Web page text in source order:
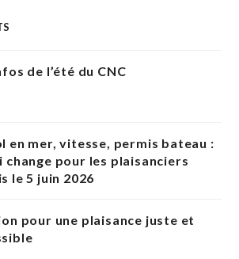
de l’été du CNC
en mer, vitesse, permis bateau :
change pour les plaisanciers
le 5 juin 2026
pour une plaisance juste et